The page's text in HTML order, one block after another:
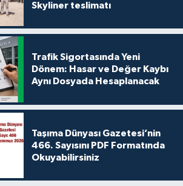
Skyliner teslimatı
Trafik Sigortasında Yeni
Dönem: Hasar ve Değer Kaybı
Aynı Dosyada Hesaplanacak
Taşıma Dünyası Gazetesi’nin
466. Sayısını PDF Formatında
Okuyabilirsiniz